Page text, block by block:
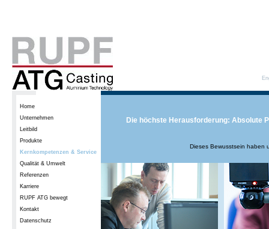
Home
Unternehmen
Leitbild
Produkte
Kernkompetenzen & Service
Qualität & Umwelt
Referenzen
Karriere
RUPF ATG bewegt
Kontakt
Datenschutz
Die höchste Herausforderung: Absolute
Dieses Bewusstsein haben